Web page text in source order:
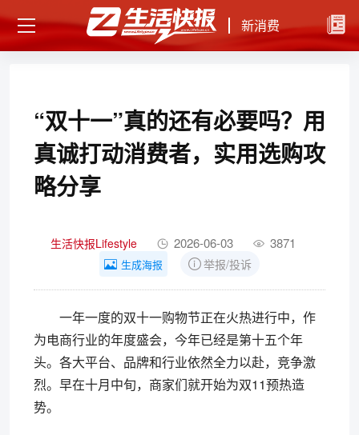
新消费
“双十一”真的还有必要吗？用
真诚打动消费者，实用选购攻
略分享
生活快报Lifestyle 2026-06-03 3871
生成海报 举报/投诉
一年一度的双十一购物节正在火热进行中，作
为电商行业的年度盛会，今年已经是第十五个年
头。各大平台、品牌和行业依然全力以赴，竞争激
烈。早在十月中旬，商家们就开始为双11预热造
势。